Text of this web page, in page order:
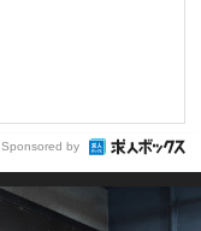
Sponsored by